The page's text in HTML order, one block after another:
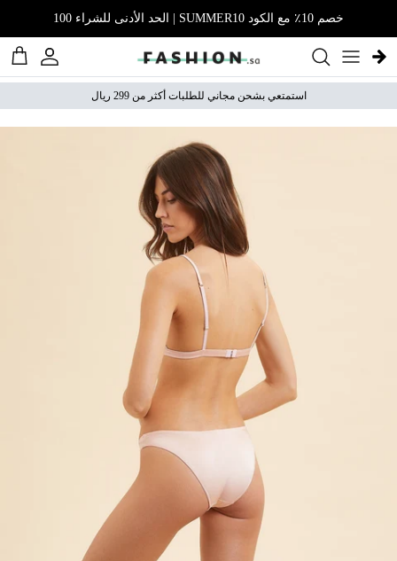
خصم 10٪ مع الكود SUMMER10 | الحد الأدنى للشراء 100
الحساب
استمتعي بشحن مجاني للطلبات أكثر من 299 ريال